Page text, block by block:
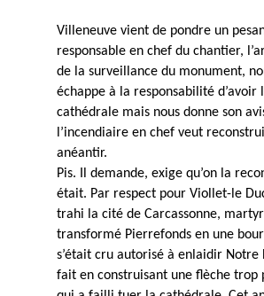
Villeneuve vient de pondre un
responsable en chef du chantier,
de la surveillance du monument,
échappe à la responsabilité d’avoir
cathédrale mais nous donne son
l’incendiaire en chef veut
anéantir.
Pis. Il demande, exige qu’on la
était. Par respect pour Viollet-le
trahi la cité de Carcassonne,
transformé Pierrefonds en une
s’était cru autorisé à enlaidir Notre
fait en construisant une flèche trop